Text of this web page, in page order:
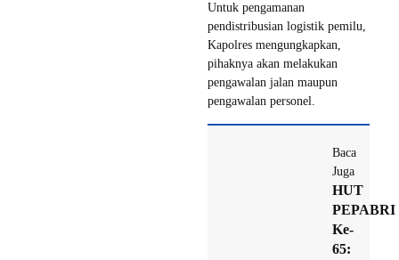
Untuk pengamanan
pendistribusian logistik pemilu,
Kapolres mengungkapkan,
pihaknya akan melakukan
pengawalan jalan maupun
pengawalan personel.
Baca
Juga
HUT
PEPABRI
Ke-
65: